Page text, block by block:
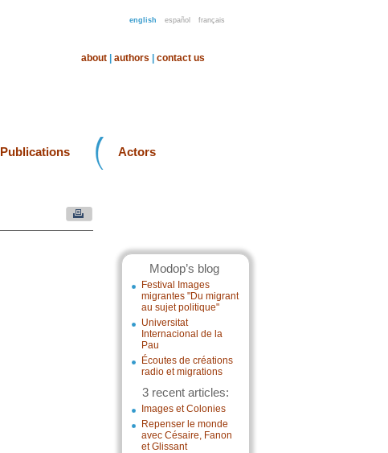
english español français
about authors contact us
Publications Actors
Modop’s blog
Festival Images
migrantes "Du migrant
au sujet politique"
Universitat
Internacional de la
Pau
Écoutes de créations
radio et migrations
3 recent articles:
Images et Colonies
Repenser le monde
avec Césaire, Fanon
et Glissant